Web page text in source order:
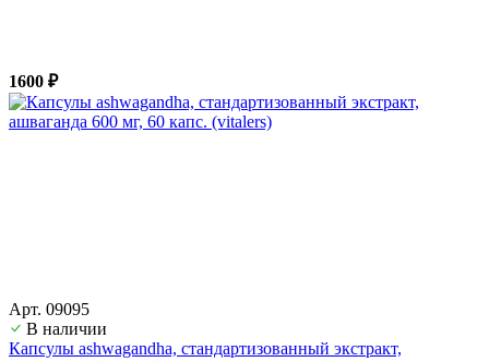
1600 ₽
Арт. 09095
В наличии
Капсулы ashwagandha, стандартизованный экстракт,